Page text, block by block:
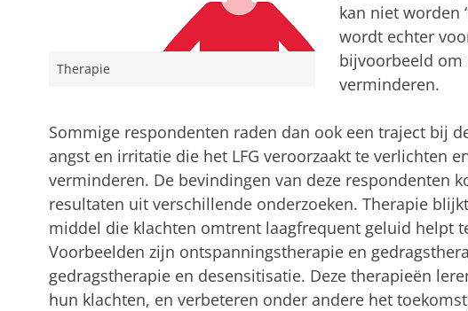
Therapie
kan niet worden
wordt echter
bijvoorbeeld om
verminderen.
Sommige respondenten raden dan ook een traject bij
angst en irritatie die het LFG veroorzaakt te verlichten
verminderen. De bevindingen van deze respondenten
resultaten uit verschillende onderzoeken. Therapie
middel die klachten omtrent laagfrequent geluid helpt
Voorbeelden zijn ontspanningstherapie en
gedragstherapie en desensitisatie. Deze therapieën
hun klachten, en verbeteren onder andere het